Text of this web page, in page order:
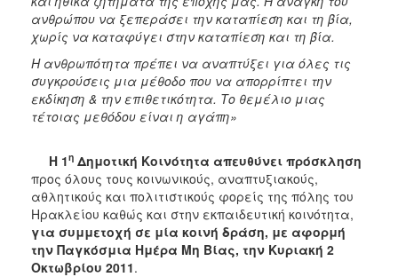
ΠΟΛΙΤΙΣΜΟΣ
ΑΝΘΕΚΤΙΚΗ
ΠΟΛΗ
ανθρώπου να ξεπεράσει την καταπίεση και τη βία,
χωρίς να καταφύγει στην καταπίεση και τη βία.
Η ανθρωπότητα πρέπει να αναπτύξει για όλες τις
συγκρούσεις μια μέθοδο που να απορρίπτει την
εκδίκηση & την επιθετικότητα. Το θεμέλιο μιας
τέτοιας μεθόδου είναι η αγάπη»
Η 1η Δημοτική Κοινότητα απευθύνει πρόσκληση
προς όλους τους κοινωνικούς, αναπτυξιακούς,
αθλητικούς και πολιτιστικούς φορείς της πόλης του
Ηρακλείου καθώς και στην εκπαιδευτική κοινότητα,
για συμμετοχή σε μία κοινή δράση, με αφορμή
την Παγκόσμια Ημέρα Μη Βίας, την Κυριακή 2
Οκτωβρίου 2011.